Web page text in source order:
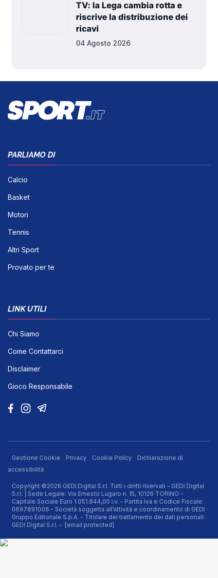
TV: la Lega cambia rotta e
riscrive la distribuzione dei
ricavi
04 Agosto 2026
PARLIAMO DI
Calcio
Basket
Motori
Tennis
Altri Sport
Provato per te
LINK UTILI
Chi Siamo
Come Contattarci
Disclaimer
Gioco Responsabile
Gestione Cookie Privacy Cookie Policy
Dichiarazione di
accessibilità
Copyright ©2026 GEDI Digital S.r.l. Tutti i diritti riservati - GEDI Digital
S.r.l. | Sede Legale: Via Ernesto Lugaro n. 15, 10126 TORINO -
Capitale Sociale Euro 1.051.844,00 i.v. - Partita Iva e Codice Fiscale:
0697891006 - Società soggetta all’attività e coordinamento di GEDI
Gruppo Editoriale S.p.A. - Titolare del trattamento dei dati personali:
GEDI Digital S.r.l. – [email protected]